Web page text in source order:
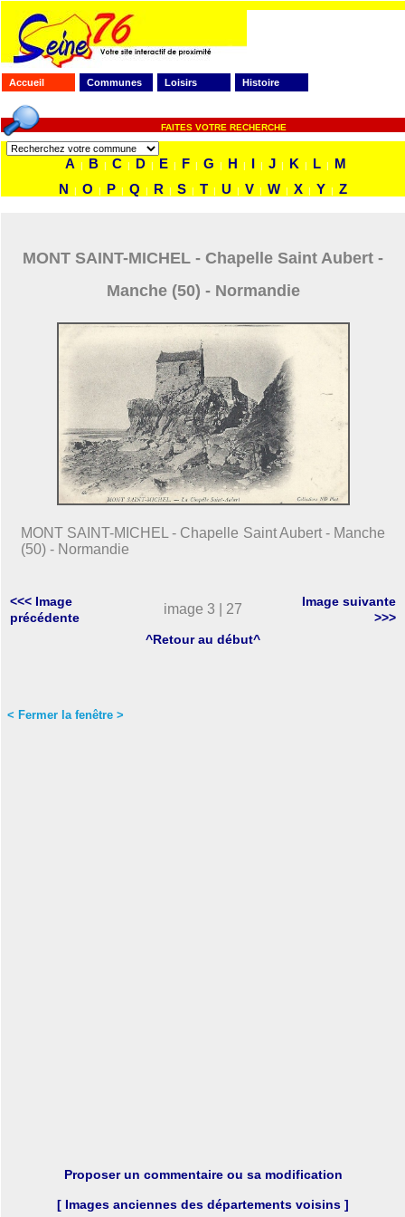
Accueil Communes Loisirs Histoire
FAITES VOTRE RECHERCHE
A | B | C | D | E | F | G | H | I | J | K | L |
M
N
| O | P | Q | R | S | T | U | V | W | X | Y | Z
MONT SAINT-MICHEL - Chapelle Saint Aubert -
Manche (50) - Normandie
MONT SAINT-MICHEL - Chapelle Saint Aubert - Manche
(50) - Normandie
<<< Image
précédente
image 3 | 27
Image suivante
>>>
^Retour au début^
< Fermer la fenêtre >
Proposer un commentaire ou sa modification
[ Images anciennes des départements voisins ]